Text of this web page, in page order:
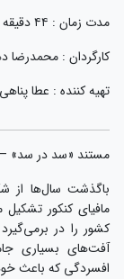
مدت زمان : ۴۴ دقیقه
کارگردان : محمدرضا
تهیه کننده : عطا پناهی
مستند «سد در سد»
باگذشت سال‌ها از
مافیای کنکور
کشور را در
آفت‌های بسیاری
افسردگی که باعث